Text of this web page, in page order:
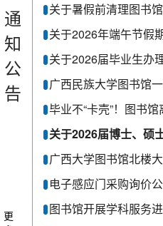
通
知
公
告
更
关于暑假前清理图书
关于2026年端午节假
关于2026届毕业生办
广西民族大学图书馆
毕业不“卡壳”！图书
关于2026届博士、硕
广西大学图书馆北楼
电子感应门采购询价
图书馆开展学科服务